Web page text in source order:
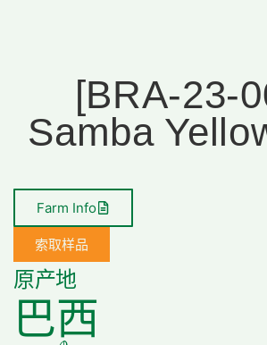
[BRA-23-
Samba
Farm Info
索取样品
原产地
巴西